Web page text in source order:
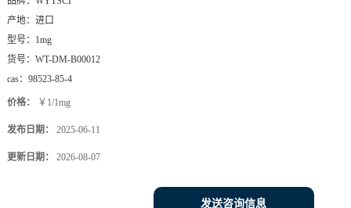
产地： 进口
型号： 1mg
货号： WT-DM-B00012
cas： 98523-85-4
价格： ￥1/1mg
发布日期： 2025-06-11
更新日期： 2026-08-07
发送咨询信息